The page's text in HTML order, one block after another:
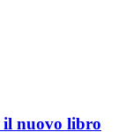
il nuovo libro